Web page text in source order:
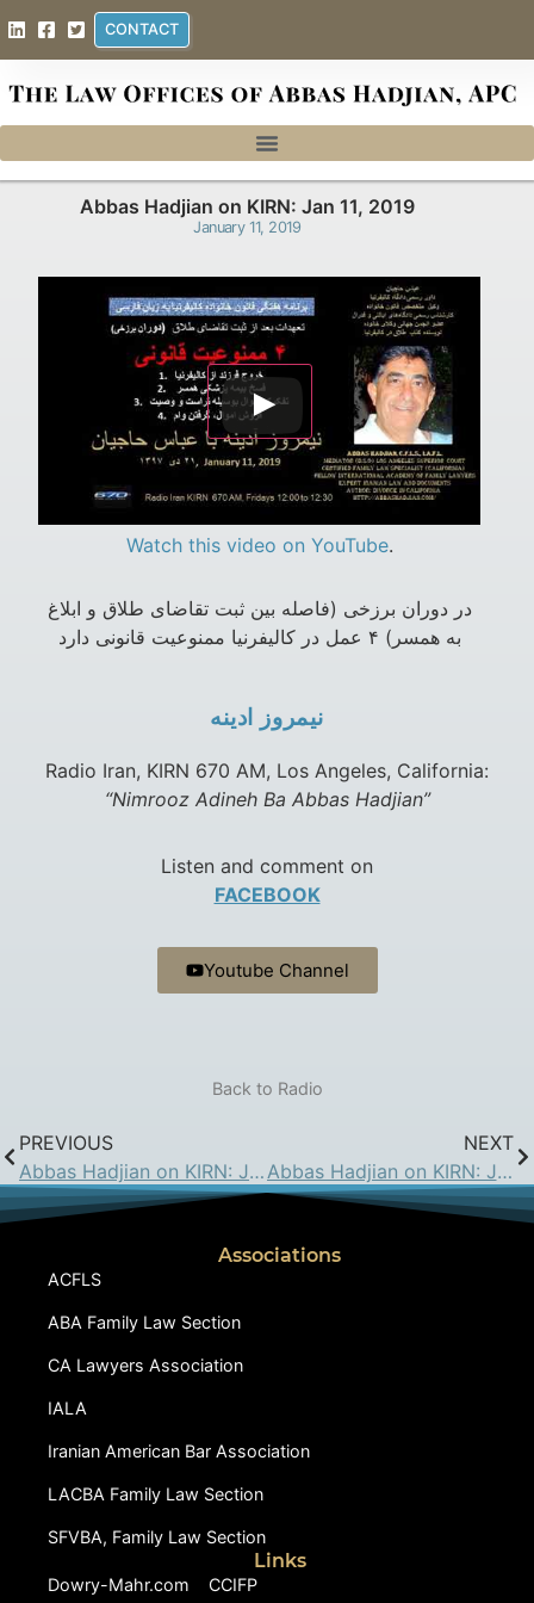
CONTACT
Abbas Hadjian on KIRN: Jan 11, 2019
January 11, 2019
Watch this video on YouTube.
در دوران برزخی (فاصله بین ثبت تقاضای طلاق و ابلاغ
به همسر) ۴ عمل در کالیفرنیا ممنوعیت قانونی دارد
نيمروز ادينه
Radio Iran, KIRN 670 AM, Los Angeles, California:
“Nimrooz Adineh Ba Abbas Hadjian”
Listen and comment on
FACEBOOK
Youtube Channel
Back to Radio
PREVIOUS
Abbas Hadjian on KIRN: Jan 4, 2019
NEXT
Abbas Hadjian on KIRN: Jan 18, 2019
Associations
ACFLS
ABA Family Law Section
CA Lawyers Association
IALA
Iranian American Bar Association
LACBA Family Law Section
SFVBA, Family Law Section
Links
Dowry-Mahr.com CCIFP